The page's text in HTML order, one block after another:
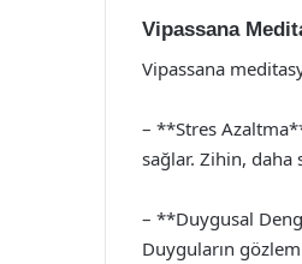
Vipassana
Vipassana
– **Stres
sağlar. Zihin, daha
– **Duygusal
Duyguların